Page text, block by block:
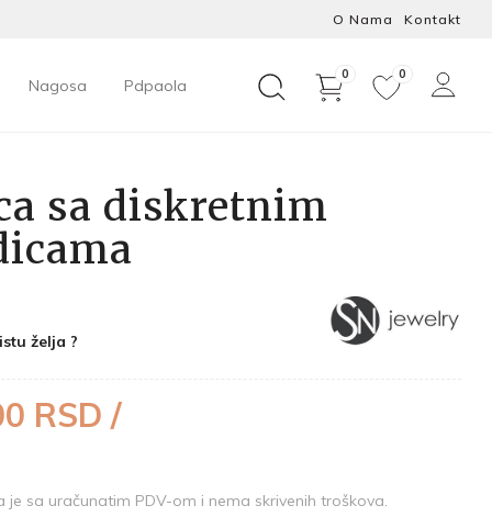
O Nama Kontakt
Nagosa Pdpaola
0 0
sa diskretnim
želja ?
RSD /
je sa uračunatim PDV-om i nema skrivenih troškova.